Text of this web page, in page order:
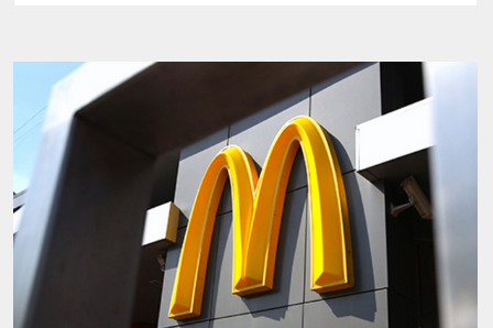
детей
миллионов
евро:
куда
направят
средства